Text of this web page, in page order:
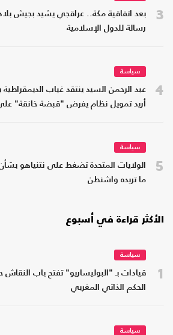
3
بعد اتفاقية مكة.. عراقجي يشيد بجيش
رسالة للدول الإسلامية
4
سياسة
عبد الرحمن السيد ينتقد غياب
أريد تمويل نظام يفرض "قبضة خانقة"
5
سياسة
الولايات المتحدة تضغط على نتنياهو
ما تريده واشنطن
الأكثر قراءة في أسبوع
1
سياسة
قيادات بـ "البوليساريو" تفتح باب النقاش
الحكم الذاتي المغربي
سياسة